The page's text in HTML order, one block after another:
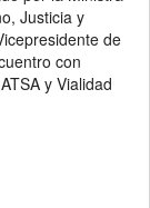
Justicia y
de
con
y Vialidad